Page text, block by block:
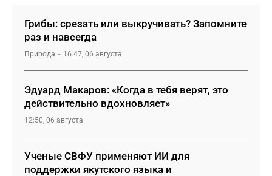
Грибы: срезать или выкручивать? Запомните
раз и навсегда
Природа 16:47, 06 августа
Эдуард Макаров: «Когда в тебя верят, это
действительно вдохновляет»
12:50, 06 августа
Ученые СВФУ применяют ИИ для
поддержки якутского языка и